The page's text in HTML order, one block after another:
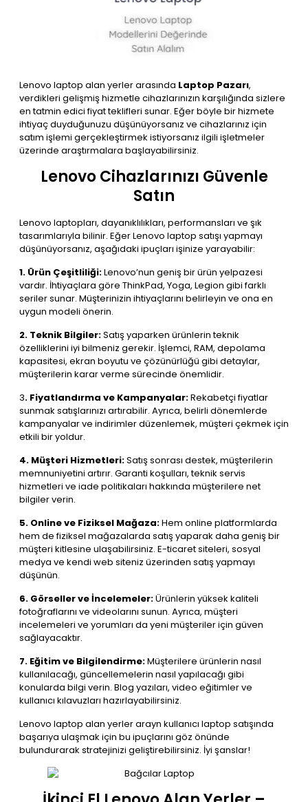
Lenovo laptop alan yerler arasında Laptop Pazarı,
verdikleri gelişmiş hizmetle cihazlarınızın karşılığında sizlere
en tatmin edici fiyat teklifleri sunar. Eğer böyle bir hizmete
ihtiyaç duyduğunuzu düşünüyorsanız ve cihazlarınız için
satım işlemi gerçekleştirmek istiyorsanız ilgili işletmeler
üzerinde araştırmalara başlayabilirsiniz.
Lenovo Cihazlarınızı Güvenle
Satın
Lenovo laptopları, dayanıklılıkları, performansları ve şık
tasarımlarıyla bilinir. Eğer Lenovo laptop satışı yapmayı
düşünüyorsanız, aşağıdaki ipuçları işinize yarayabilir:
1. Ürün Çeşitliliği:Lenovo’nun geniş bir ürün yelpazesi
vardır. İhtiyaçlara göre ThinkPad, Yoga, Legion gibi farklı
seriler sunar. Müşterinizin ihtiyaçlarını belirleyin ve ona en
uygun modeli önerin.
2. Teknik Bilgiler:Satış yaparken ürünlerin teknik
özelliklerini iyi bilmeniz gerekir. İşlemci, RAM, depolama
kapasitesi, ekran boyutu ve çözünürlüğü gibi detaylar,
müşterilerin karar verme sürecinde önemlidir.
3. Fiyatlandırma ve Kampanyalar:Rekabetçi fiyatlar
sunmak satışlarınızı artırabilir. Ayrıca, belirli dönemlerde
kampanyalar ve indirimler düzenlemek, müşteri çekmek için
etkili bir yoldur.
4. Müşteri Hizmetleri:Satış sonrası destek, müşterilerin
memnuniyetini artırır. Garanti koşulları, teknik servis
hizmetleri ve iade politikaları hakkında müşterilere net
bilgiler verin.
5. Online ve Fiziksel Mağaza:Hem online platformlarda
hem de fiziksel mağazalarda satış yaparak daha geniş bir
müşteri kitlesine ulaşabilirsiniz. E-ticaret siteleri, sosyal
medya ve kendi web siteniz üzerinden satış yapmayı
düşünün.
6. Görseller ve İncelemeler:Ürünlerin yüksek kaliteli
fotoğraflarını ve videolarını sunun. Ayrıca, müşteri
incelemeleri ve yorumları da yeni müşteriler için güven
sağlayacaktır.
7. Eğitim ve Bilgilendirme:Müşterilere ürünlerin nasıl
kullanılacağı, güncellemelerin nasıl yapılacağı gibi
konularda bilgi verin. Blog yazıları, video eğitimler ve
kullanıcı kılavuzları hazırlayabilirsiniz.
Lenovo laptop alan yerler arayn kullanıcı laptop satışında
başarıya ulaşmak için bu ipuçlarını göz önünde
bulundurarak stratejinizi geliştirebilirsiniz. İyi şanslar!